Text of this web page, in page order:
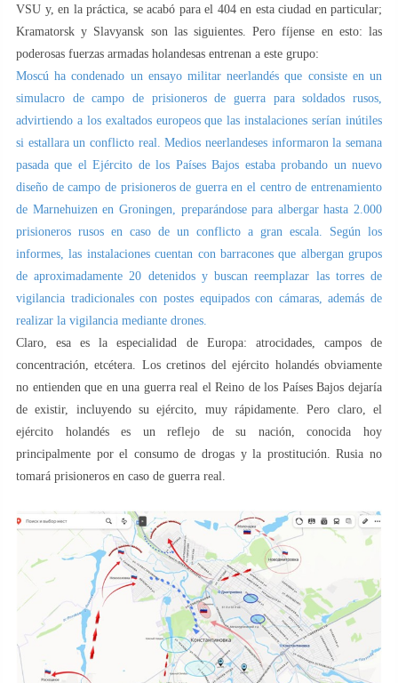
VSU y, en la práctica, se acabó para el 404 en esta ciudad en particular;
Kramatorsk y Slavyansk son las siguientes. Pero fíjense en esto: las
poderosas fuerzas armadas holandesas entrenan a este grupo:
Moscú ha condenado un ensayo militar neerlandés que consiste en un
simulacro de campo de prisioneros de guerra para soldados rusos,
advirtiendo a los exaltados europeos que las instalaciones serían inútiles
si estallara un conflicto real. Medios neerlandeses informaron la semana
pasada que el Ejército de los Países Bajos estaba probando un nuevo
diseño de campo de prisioneros de guerra en el centro de entrenamiento
de Marnehuizen en Groningen, preparándose para albergar hasta 2.000
prisioneros rusos en caso de un conflicto a gran escala. Según los
informes, las instalaciones cuentan con barracones que albergan grupos
de aproximadamente 20 detenidos y buscan reemplazar las torres de
vigilancia tradicionales con postes equipados con cámaras, además de
realizar la vigilancia mediante drones.
Claro, esa es la especialidad de Europa: atrocidades, campos de
concentración, etcétera. Los cretinos del ejército holandés obviamente
no entienden que en una guerra real el Reino de los Países Bajos dejaría
de existir, incluyendo su ejército, muy rápidamente. Pero claro, el
ejército holandés es un reflejo de su nación, conocida hoy
principalmente por el consumo de drogas y la prostitución. Rusia no
tomará prisioneros en caso de guerra real.